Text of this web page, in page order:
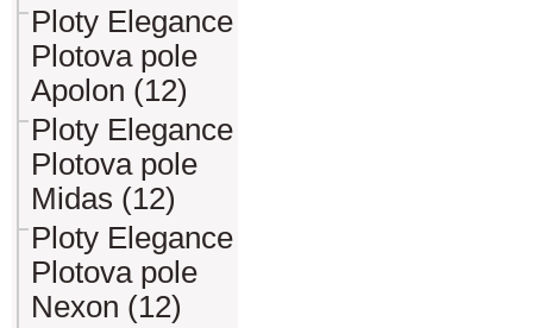
Ploty Elegance
Plotova pole
Apolon (12)
Ploty Elegance
Plotova pole
Midas (12)
Ploty Elegance
Plotova pole
Nexon (12)